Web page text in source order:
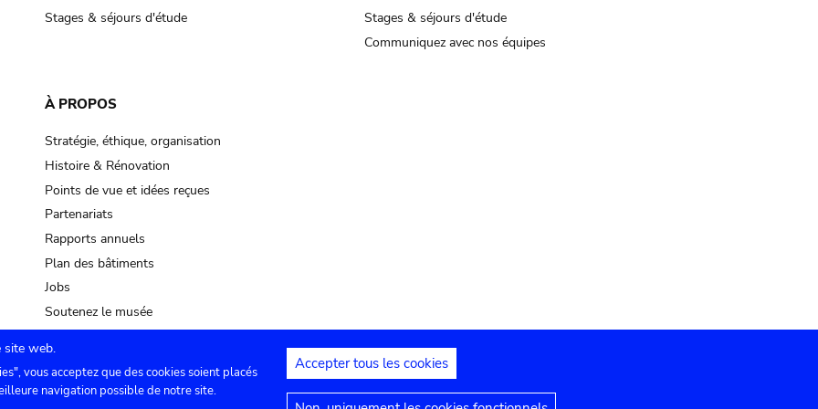
Stages & séjours d'étude
Stages & séjours d'étude
Communiquez avec nos équipes
À PROPOS
Stratégie, éthique, organisation
Histoire & Rénovation
Points de vue et idées reçues
Partenariats
Rapports annuels
Plan des bâtiments
Jobs
Soutenez le musée
Contact Paramètres de confidentialité Mentions juridiques Déclaration d'accessibilité
site web.
vous acceptez que des cookies soient placés
navigation possible de notre site.
Accepter tous les cookies